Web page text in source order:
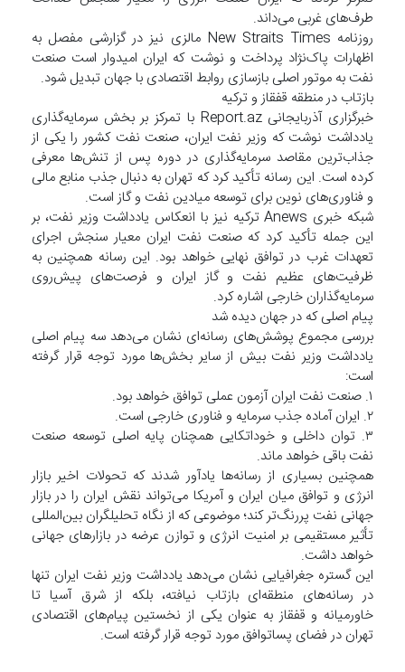
طرف‌های غربی می‌داند.
روزنامه New Straits Times مالزی نیز در گزارشی مفصل به
اظهارات پاک‌نژاد پرداخت و نوشت که ایران امیدوار است صنعت
نفت به موتور اصلی بازسازی روابط اقتصادی با جهان تبدیل شود.
بازتاب در منطقه قفقاز و ترکیه
خبرگزاری آذربایجانی Report.az با تمرکز بر بخش سرمایه‌گذاری
یادداشت نوشت که وزیر نفت ایران، صنعت نفت کشور را یکی از
جذاب‌ترین مقاصد سرمایه‌گذاری در دوره پس از تنش‌ها معرفی
کرده است. این رسانه تأکید کرد که تهران به دنبال جذب منابع مالی
و فناوری‌های نوین برای توسعه میادین نفت و گاز است.
شبکه خبری Anews ترکیه نیز با انعکاس یادداشت وزیر نفت، بر
این جمله تأکید کرد که صنعت نفت ایران معیار سنجش اجرای
تعهدات غرب در توافق نهایی خواهد بود. این رسانه همچنین به
ظرفیت‌های عظیم نفت و گاز ایران و فرصت‌های پیش‌روی
سرمایه‌گذاران خارجی اشاره کرد.
پیام اصلی که در جهان دیده شد
بررسی مجموع پوشش‌های رسانه‌ای نشان می‌دهد سه پیام اصلی
یادداشت وزیر نفت بیش از سایر بخش‌ها مورد توجه قرار گرفته
است:
۱. صنعت نفت ایران آزمون عملی توافق خواهد بود.
۲. ایران آماده جذب سرمایه و فناوری خارجی است.
۳. توان داخلی و خوداتکایی همچنان پایه اصلی توسعه صنعت
نفت باقی خواهد ماند.
همچنین بسیاری از رسانه‌ها یادآور شدند که تحولات اخیر بازار
انرژی و توافق میان ایران و آمریکا می‌تواند نقش ایران را در بازار
جهانی نفت پررنگ‌تر کند؛ موضوعی که از نگاه تحلیلگران بین‌المللی
تأثیر مستقیمی بر امنیت انرژی و توازن عرضه در بازارهای جهانی
خواهد داشت.
این گستره جغرافیایی نشان می‌دهد یادداشت وزیر نفت ایران تنها
در رسانه‌های منطقه‌ای بازتاب نیافته، بلکه از شرق آسیا تا
خاورمیانه و قفقاز به عنوان یکی از نخستین پیام‌های اقتصادی
تهران در فضای پساتوافق مورد توجه قرار گرفته است.